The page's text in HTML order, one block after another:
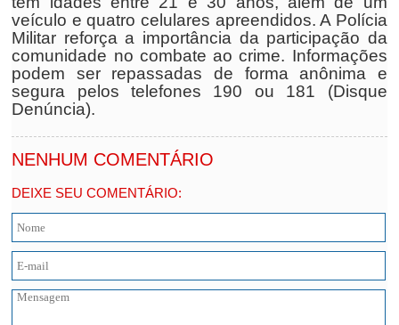
veículo e quatro celulares apreendidos. A Polícia
Militar reforça a importância da participação da
comunidade no combate ao crime. Informações
podem ser repassadas de forma anônima e
segura pelos telefones 190 ou 181 (Disque
Denúncia).
NENHUM COMENTÁRIO
DEIXE SEU COMENTÁRIO: